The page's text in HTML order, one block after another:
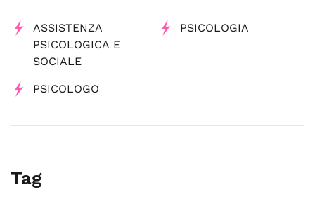
ASSISTENZA
PSICOLOGICA E
SOCIALE
PSICOLOGIA
PSICOLOGO
Tag